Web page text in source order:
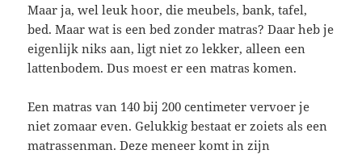
Maar ja, wel leuk hoor, die meubels, bank, tafel,
bed. Maar wat is een bed zonder matras? Daar heb je
eigenlijk niks aan, ligt niet zo lekker, alleen een
lattenbodem. Dus moest er een matras komen.
Een matras van 140 bij 200 centimeter vervoer je
niet zomaar even. Gelukkig bestaat er zoiets als een
matrassenman. Deze meneer komt in zijn